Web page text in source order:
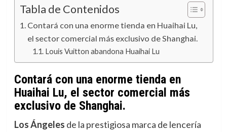
Tabla de Contenidos
Contará con una enorme tienda en Huaihai Lu,
el sector comercial más exclusivo de Shanghai.
Louis Vuitton abandona Huaihai Lu
Contará con una enorme tienda en
Huaihai Lu, el sector comercial más
exclusivo de Shanghai.
Los Ángeles de la prestigiosa marca de lencería